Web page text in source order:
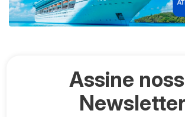
Assine
Newsletter